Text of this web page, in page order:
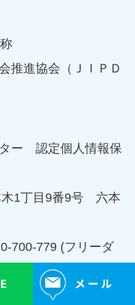
推進協会（ＪＩＰＤ
ー 認定個人情報保
1丁目9番9号 六本
700-779 (フリーダ
いて